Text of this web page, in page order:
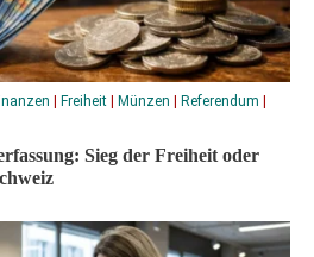
| Freiheit | Münzen | Referendum |
Sieg der Freiheit oder